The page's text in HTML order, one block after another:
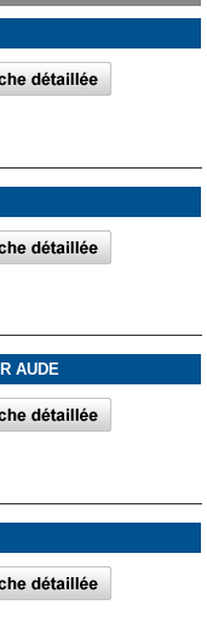
AUDE